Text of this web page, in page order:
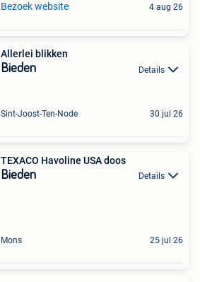
Bezoek website 4 aug 26
Allerlei blikken
Bieden Details
Sint-Joost-Ten-Node 30 jul 26
TEXACO Havoline USA doos
Bieden Details
Mons 25 jul 26